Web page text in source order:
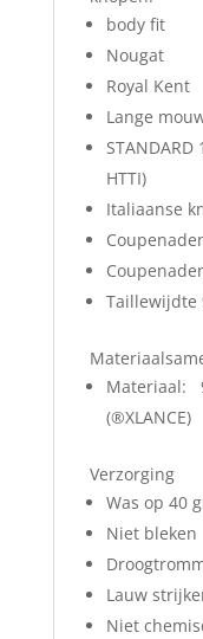
body fit
Nougat
Royal Kent
Lange
STANDARD
HTTI)
Italiaanse
Taillewijdte
Materiaal:
(®XLANCE)
Verzorging
Was op 40
Niet bleken
Lauw
Niet